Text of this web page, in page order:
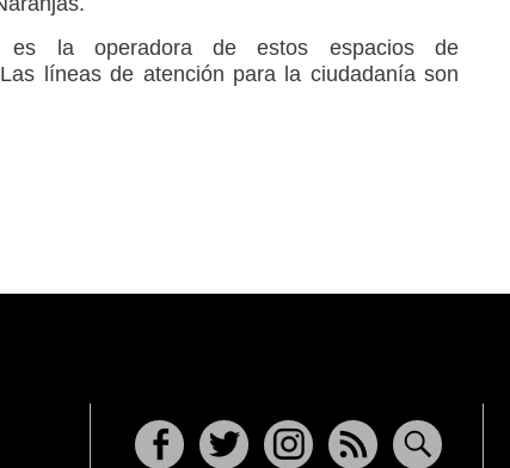
es la operadora de estos espacios de
líneas de atención para la ciudadanía son